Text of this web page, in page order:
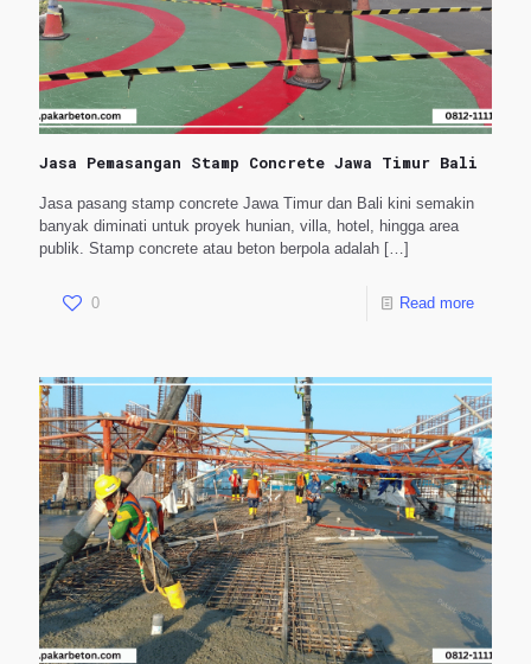
Jasa Pemasangan Stamp Concrete Jawa Timur Bali
Jasa pasang stamp concrete Jawa Timur dan Bali kini semakin
banyak diminati untuk proyek hunian, villa, hotel, hingga area
publik. Stamp concrete atau beton berpola adalah […]
0 Read more